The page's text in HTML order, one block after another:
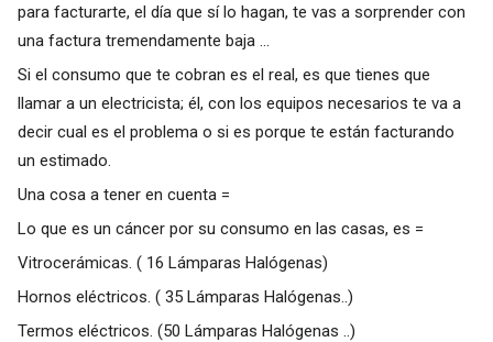
para facturarte, el día que sí lo hagan, te vas a sorprender con
una factura tremendamente baja ...
Si el consumo que te cobran es el real, es que tienes que
llamar a un electricista; él, con los equipos necesarios te va a
decir cual es el problema o si es porque te están facturando
un estimado.
Una cosa a tener en cuenta =
Lo que es un cáncer por su consumo en las casas, es =
Vitrocerámicas. ( 16 Lámparas Halógenas)
Hornos eléctricos. ( 35 Lámparas Halógenas..)
Termos eléctricos. (50 Lámparas Halógenas ..)